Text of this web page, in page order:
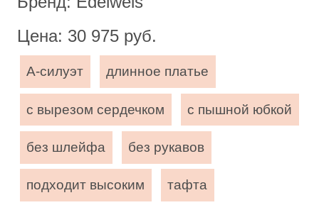
Цена: 30 975 руб.
А-силуэт длинное платье
с вырезом сердечком с пышной юбкой
без шлейфа без рукавов
подходит высоким тафта